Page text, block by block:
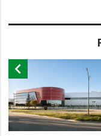
chevron_left